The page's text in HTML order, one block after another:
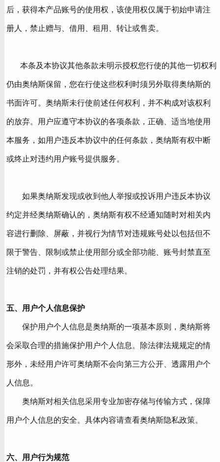
后，获得本产品账号的使用权，该使用权仅属于初始申请注
册人，禁止赠与、借用、租用、转让或售卖。
本条及本协议其他条款未明示授权您行使的其他一切权利
仍由奥纳斯保留，您在行使这些权利时须另外取得奥纳斯的
书面许可。奥纳斯未行使前述任何权利，并不构成对该权利
的放弃。用户应遵守本协议的各项条款，正确、适当地使用
本服务，如用户违反本协议中的任何条款，奥纳斯有权中断
或终止对违约用户账号提供服务。
如果奥纳斯发现或收到他人举报或投诉用户违反本协议
约定并经奥纳斯确认的，奥纳斯有权不经通知随时对相关内
容进行删除、屏蔽，并视行为情节对违规账号处以包括但不
限于警告、限制或禁止使用部分或全部功能、账号封禁直至
注销的处罚，并有权公告处理结果。
五、用户个人信息保护
保护用户个人信息是奥纳斯的一项基本原则，奥纳斯将
会采取合理的措施保护用户个人信息。除法律法规规定的情
形外，未经用户许可奥纳斯不会向第三方公开、透露用户个
人信息。
奥纳斯对相关信息采用专业加密存储与传输方式，保障
用户个人信息的安全。具体内容请查看奥纳斯隐私政策。
六、用户行为规范